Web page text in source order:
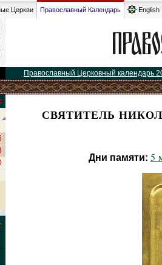
Церкви Православный Календарь English
Православный Церковный календарь
СВЯТИТЕЛЬ
Дни памяти: 5